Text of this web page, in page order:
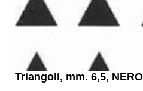
Triangoli, mm. 6,5,